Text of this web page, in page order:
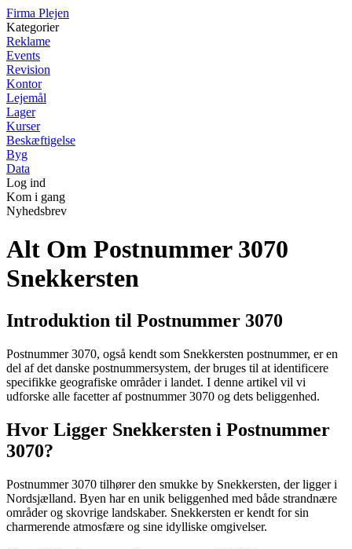
Firma Plejen
Kategorier
Reklame
Events
Revision
Kontor
Lejemål
Lager
Kurser
Beskæftigelse
Byg
Data
Log ind
Kom i gang
Nyhedsbrev
Alt Om Postnummer 3070
Snekkersten
Introduktion til Postnummer 3070
Postnummer 3070, også kendt som Snekkersten postnummer, er en
del af det danske postnummersystem, der bruges til at identificere
specifikke geografiske områder i landet. I denne artikel vil vi
udforske alle facetter af postnummer 3070 og dets beliggenhed.
Hvor Ligger Snekkersten i Postnummer
3070?
Postnummer 3070 tilhører den smukke by Snekkersten, der ligger i
Nordsjælland. Byen har en unik beliggenhed med både strandnære
områder og skovrige landskaber. Snekkersten er kendt for sin
charmerende atmosfære og sine idylliske omgivelser.